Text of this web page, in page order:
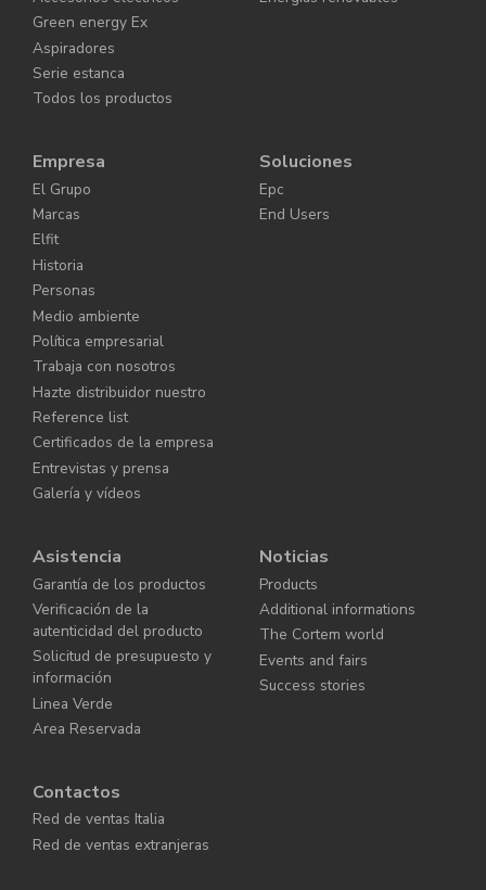
Green energy Ex
Aspiradores
Serie estanca
Todos los productos
Empresa
El Grupo
Marcas
Elfit
Historia
Personas
Medio ambiente
Política empresarial
Trabaja con nosotros
Hazte distribuidor nuestro
Reference list
Certificados de la empresa
Entrevistas y prensa
Galería y vídeos
Soluciones
Epc
End Users
Asistencia
Garantía de los productos
Verificación de la
autenticidad del producto
Solicitud de presupuesto y
información
Linea Verde
Area Reservada
Noticias
Products
Additional informations
The Cortem world
Events and fairs
Success stories
Contactos
Red de ventas Italia
Red de ventas extranjeras